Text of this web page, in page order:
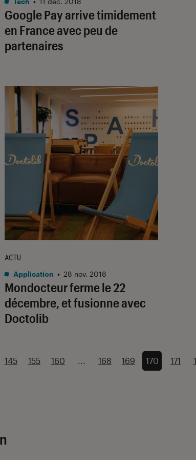
Google Pay arrive timidement
en France avec peu de
partenaires
Mondocteur ferme le 22
décembre, et fusionne avec
Doctolib
ACTU
Application • 28 nov. 2018
145 155 160 ... 168 169 170 171